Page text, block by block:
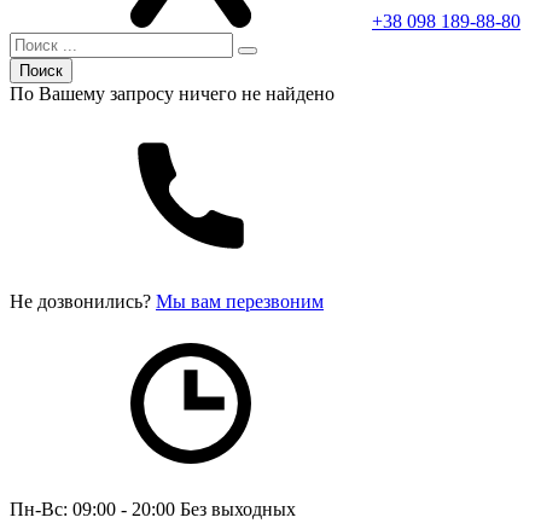
+38 098 189-88-80
Поиск
По Вашему запросу ничего не найдено
Не дозвонились? Мы вам перезвоним
Пн-Вс: 09:00 - 20:00 Без выходных